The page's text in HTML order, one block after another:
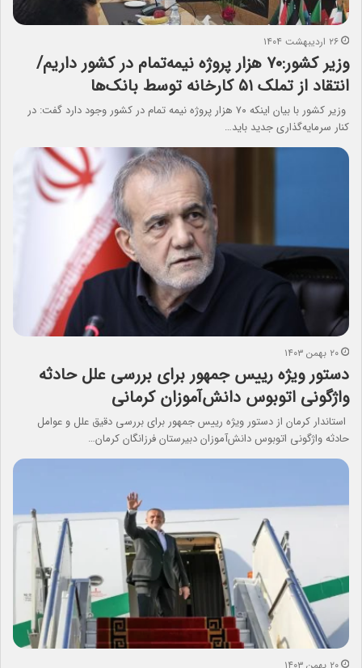
۲۶ اردیبهشت ۱۴۰۴
وزیر کشور:۷۰ هزار پروژه نیمه‌تمام در کشور داریم/
انتقاد از تملک ۵۱ کارخانه توسط بانک‌ها
وزیر کشور با بیان اینکه ۷۰ هزار پروژه نیمه تمام در کشور وجود دارد گفت: در
کنار سرمایه‌گذاری جدید باید…
۲۰ بهمن ۱۴۰۳
دستور ویژه رییس جمهور برای بررسی علل حادثه
واژگونی اتوبوس دانش‌آموزان کرمانی
استاندار کرمان از دستور ویژه رییس جمهور برای بررسی دقیق علل و عوامل
حادثه واژگونی اتوبوس دانش‌آموزان دبیرستان فرزانگان کرمان…